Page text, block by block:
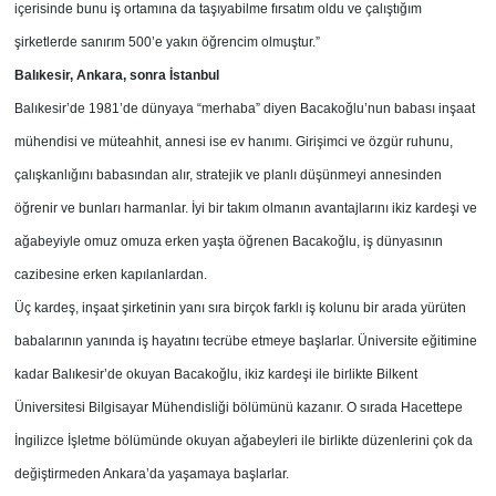
içerisinde bunu iş ortamına da taşıyabilme fırsatım oldu ve çalıştığım
şirketlerde sanırım 500’e yakın öğrencim olmuştur.”
Balıkesir, Ankara, sonra İstanbul
Balıkesir’de 1981’de dünyaya “merhaba” diyen Bacakoğlu’nun babası inşaat
mühendisi ve müteahhit, annesi ise ev hanımı. Girişimci ve özgür ruhunu,
çalışkanlığını babasından alır, stratejik ve planlı düşünmeyi annesinden
öğrenir ve bunları harmanlar. İyi bir takım olmanın avantajlarını ikiz kardeşi ve
ağabeyiyle omuz omuza erken yaşta öğrenen Bacakoğlu, iş dünyasının
cazibesine erken kapılanlardan.
Üç kardeş, inşaat şirketinin yanı sıra birçok farklı iş kolunu bir arada yürüten
babalarının yanında iş hayatını tecrübe etmeye başlarlar. Üniversite eğitimine
kadar Balıkesir’de okuyan Bacakoğlu, ikiz kardeşi ile birlikte Bilkent
Üniversitesi Bilgisayar Mühendisliği bölümünü kazanır. O sırada Hacettepe
İngilizce İşletme bölümünde okuyan ağabeyleri ile birlikte düzenlerini çok da
değiştirmeden Ankara’da yaşamaya başlarlar.